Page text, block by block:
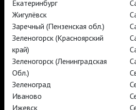
TheatreHD
TheatreHD Опера
TheatreHD Балет в кино
АРТ-ЛЕКТОРИЙ В КИНО
TheatreHD
Подписаться на рассылку
Стать волонтёром
Как организовать
Екатеринбург
Жигулёвск
Заречный (Пензенская обл.)
Зеленогорск (Красноярский
край)
Зеленогорск (Ленинградская
Обл.)
Зеленоград
Иваново
Ижевск